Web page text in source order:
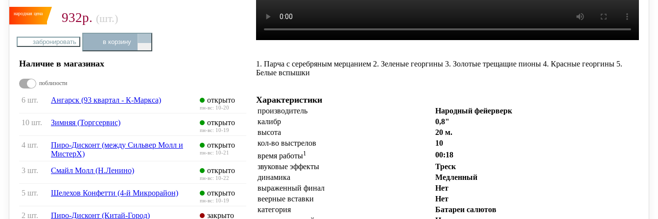
932р. (шт.)
забронировать в корзину
Наличие в магазинах
поблизости
6 шт. Ангарск (93 квартал - К-Маркса) открыто
пн-вс: 10-20
10 шт. Зимняя (Торгсервис) открыто
пн-вс: 10-19
4 шт.
Пиро-Дисконт (между Сильвер Молл и
МистерХ)
открыто
пн-вс: 10-21
3 шт. Смайл Молл (Н.Ленино) открыто
пн-вс: 10-22
5 шт. Шелехов Конфетти (4-й Микрорайон) открыто
пн-вс: 10-19
2 шт. Пиро-Дисконт (Китай-Город) закрыто
1. Парча с серебряным мерцанием 2. Зеленые георгины3. Золотые трещащие пионы4. Красные георгины 5.
Белые вспышки
Характеристики
производитель
Народный фейерверк
калибр
0,8"
высота
20 м.
кол-во выстрелов
10
время работы1
00:18
звуковые эффекты
Треск
динамика
Медленный
выраженный финал
Нет
веерные вставки
Нет
категория
Батареи салютов